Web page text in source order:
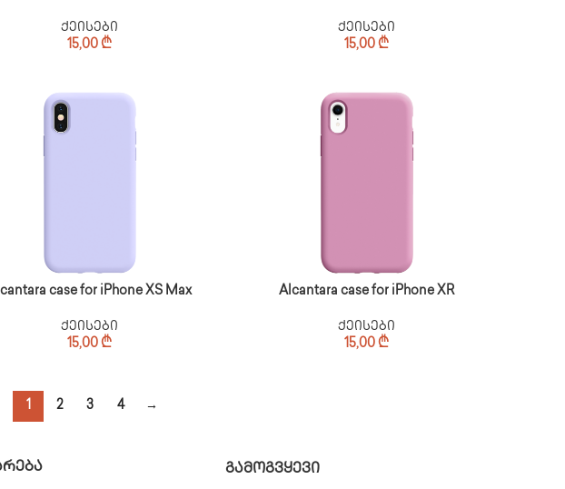
ქეისები
15,00₾
ქეისები
15,00₾
case for iPhone XS Max
ქეისები
15,00₾
Alcantara case for iPhone XR
ქეისები
15,00₾
1 2 3 4 →
გამოგვყევი